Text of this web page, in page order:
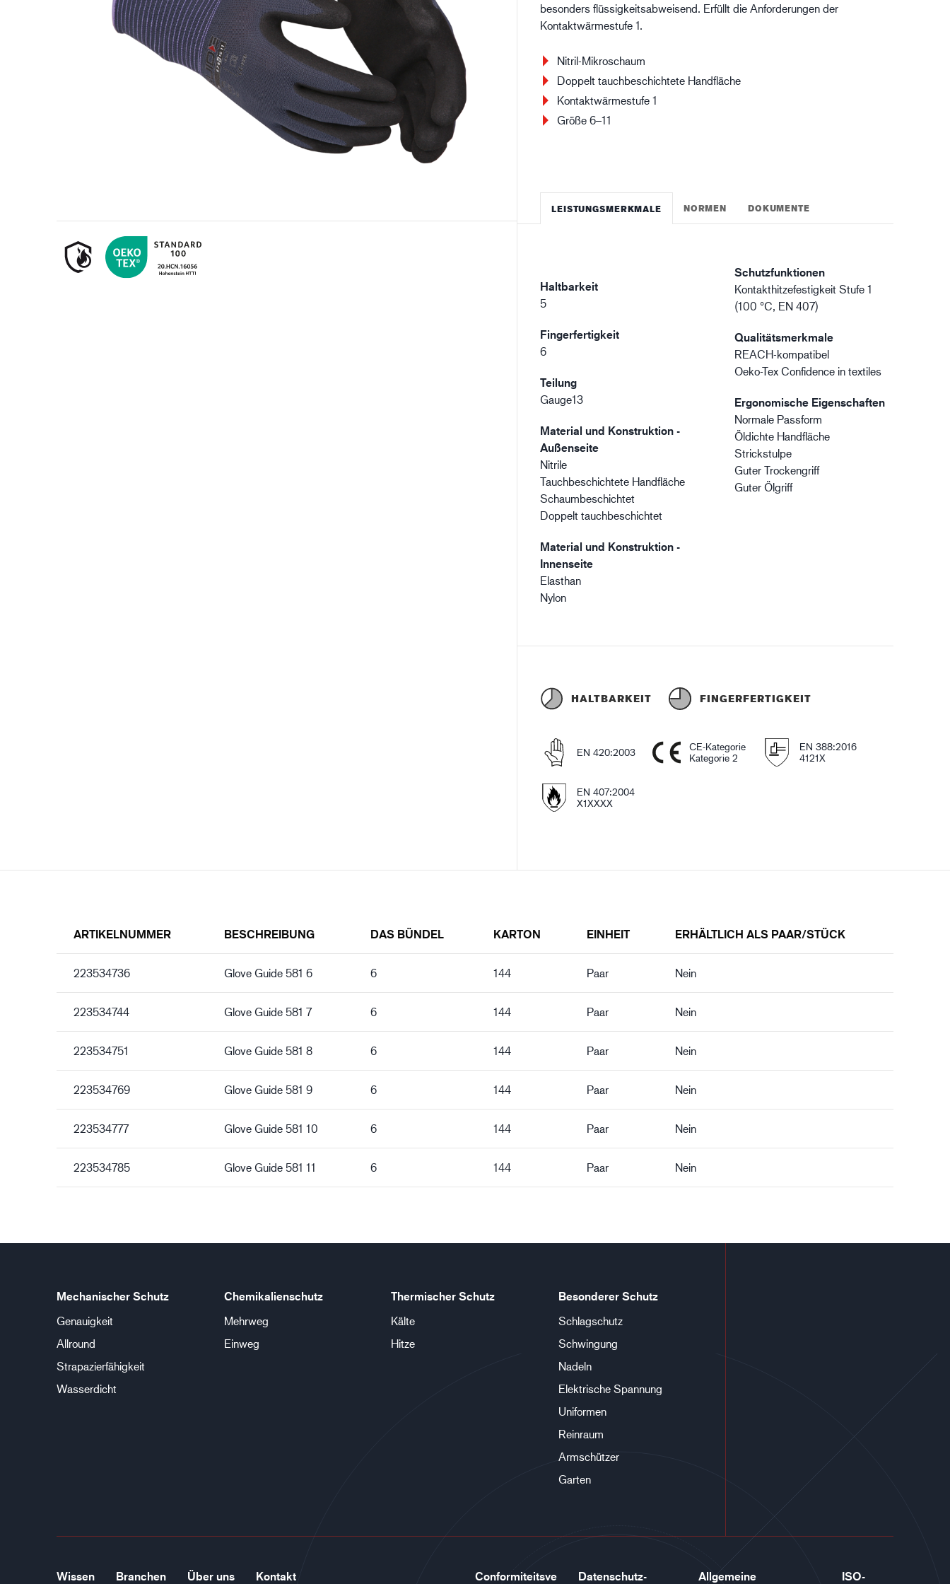
Erdöl- und Gasindustrie Baugewerbe Logistik
besonders flüssigkeitsabweisend. Erfüllt die Anforderungen der
Kontaktwärmestufe 1.
Nitril-Mikroschaum
Doppelt tauchbeschichtete Handfläche
Kontaktwärmestufe 1
Größe 6–11
LEISTUNGSMERKMALE NORMEN DOKUMENTE
Haltbarkeit
5
Fingerfertigkeit
6
Teilung
Gauge13
Material und Konstruktion -
Außenseite
Nitrile
Tauchbeschichtete Handfläche
Schaumbeschichtet
Doppelt tauchbeschichtet
Material und Konstruktion -
Innenseite
Elasthan
Nylon
Schutzfunktionen
Kontakthitzefestigkeit Stufe 1
(100 °C, EN 407)
Qualitätsmerkmale
REACH-kompatibel
Oeko-Tex Confidence in textiles
Ergonomische Eigenschaften
Normale Passform
Öldichte Handfläche
Strickstulpe
Guter Trockengriff
Guter Ölgriff
HALTBARKEIT FINGERFERTIGKEIT
EN 420:2003
CE-Kategorie
Kategorie 2
EN 388:2016
4121X
EN 407:2004
X1XXXX
ARTIKELNUMMER BESCHREIBUNG DAS BÜNDEL KARTON EINHEIT ERHÄLTLICH ALS PAAR/STÜCK
223534736 Glove Guide 581 6 6 144 Paar Nein
223534744 Glove Guide 581 7 6 144 Paar Nein
223534751 Glove Guide 581 8 6 144 Paar Nein
223534769 Glove Guide 581 9 6 144 Paar Nein
223534777 Glove Guide 581 10 6 144 Paar Nein
223534785 Glove Guide 581 11 6 144 Paar Nein
Mechanischer Schutz
Genauigkeit
Allround
Strapazierfähigkeit
Wasserdicht
Chemikalienschutz
Mehrweg
Einweg
Thermischer Schutz
Kälte
Hitze
Besonderer Schutz
Schlagschutz
Schwingung
Nadeln
Elektrische Spannung
Uniformen
Reinraum
Armschützer
Garten
Wissen Branchen Über uns Kontakt Conformiteitsve Datenschutz- Allgemeine ISO-